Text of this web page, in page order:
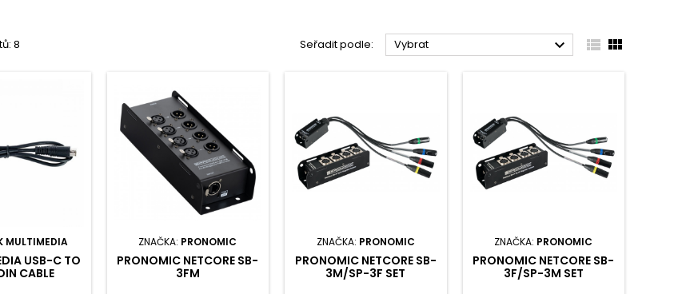
8 Seřadit podle: Vybrat   
MULTIMEDIA
USB-C TO
CABLE
ZNAČKA: PRONOMIC
PRONOMIC NETCORE SB-
3FM
ZNAČKA: PRONOMIC
PRONOMIC NETCORE SB-
3M/SP-3F SET
ZNAČKA: PRONOMIC
PRONOMIC NETCORE SB-
3F/SP-3M SET